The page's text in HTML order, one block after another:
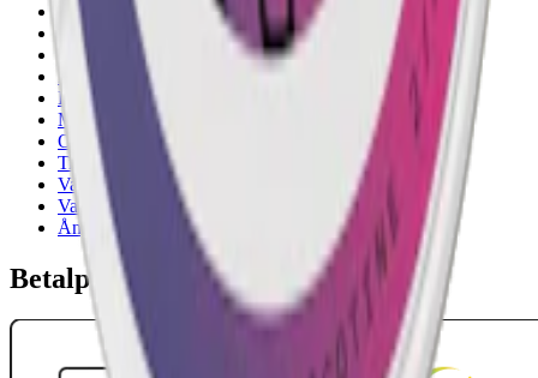
18-årsgräns
Cookiepolicy
Frakt- och leveransvillkor
Integritetspolicy
Köpvillkor
Mitt konto
Om Snuset.se
Tillgänglighetsredogörelse
Vanliga frågor
Varumärken
Ånger
Betalpartner